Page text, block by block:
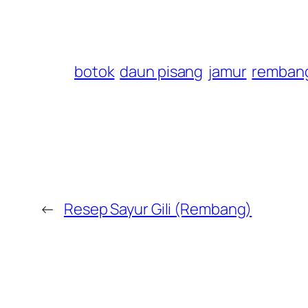
botok daun pisang jamur
← Resep Sayur Gili (Rembang)